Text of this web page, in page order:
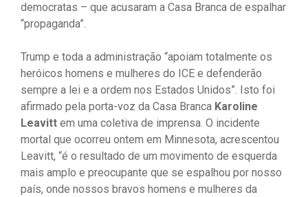
democratas – que acusaram a Casa Branca de espalhar
“propaganda”.
Trump e toda a administração “apoiam totalmente os
heróicos homens e mulheres do ICE e defenderão
sempre a lei e a ordem nos Estados Unidos”. Isto foi
afirmado pela porta-voz da Casa Branca Karoline
Leavitt em uma coletiva de imprensa. O incidente
mortal que ocorreu ontem em Minnesota, acrescentou
Leavitt, “é o resultado de um movimento de esquerda
mais amplo e preocupante que se espalhou por nosso
país, onde nossos bravos homens e mulheres da